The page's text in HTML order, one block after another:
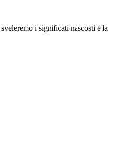
i significati nascosti e la